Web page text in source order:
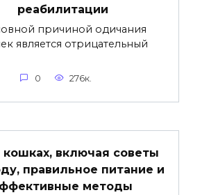
реабилитации
причиной одичания
является отрицательный
0 276к.
кошках, включая советы
правильное питание и
методы